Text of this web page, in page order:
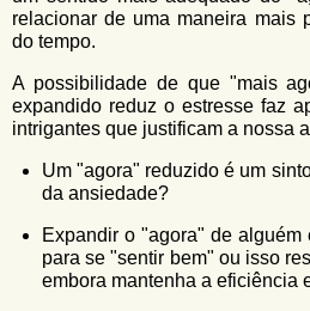
relacionar de uma maneira mais
do tempo.
A possibilidade de que "mais
expandido reduz o estresse faz
intrigantes que justificam a nossa
Um "agora" reduzido é um
da ansiedade?
Expandir o "agora" de
para se "sentir bem" ou isso
embora mantenha a eficiência